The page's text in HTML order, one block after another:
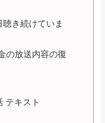
き続けていま
の放送内容の復